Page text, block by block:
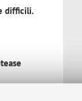
difficili.